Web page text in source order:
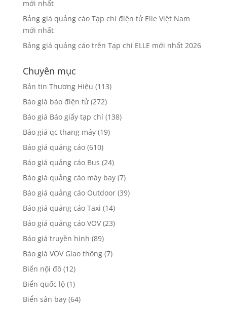
mới nhất
Bảng giá quảng cáo Tạp chí điện tử Elle Việt Nam
mới nhất
Bảng giá quảng cáo trên Tạp chí ELLE mới nhất 2026
Chuyên mục
Bản tin Thương Hiệu (113)
Báo giá báo điện tử(272)
Báo giá Báo giấy tạp chí(138)
Báo giá qc thang máy(19)
Báo giá quảng cáo(610)
Báo giá quảng cáo Bus (24)
Báo giá quảng cáo máy bay(7)
Báo giá quảng cáo Outdoor(39)
Báo giá quảng cáo Taxi (14)
Báo giá quảng cáo VOV(23)
Báo giá truyền hình (89)
Báo giá VOV Giao thông(7)
Biển nội đô(12)
Biển quốc lộ(1)
Biển sân bay(64)